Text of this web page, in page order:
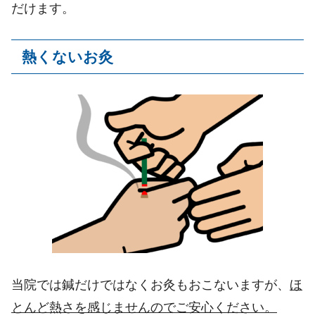
だけます。
熱くないお灸
当院では鍼だけではなくお灸もおこないますが、 ほ
とんど熱さを感じませんのでご安心ください。